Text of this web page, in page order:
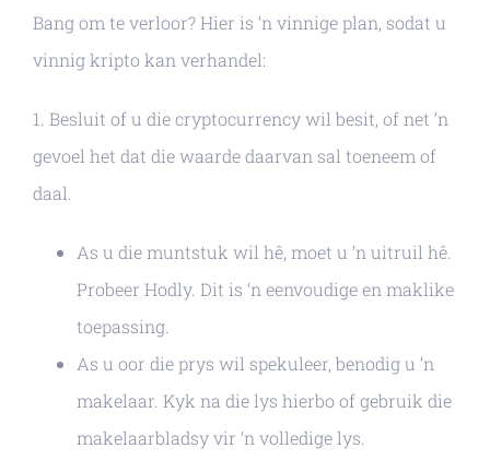
Bang om te verloor? Hier is ‘n vinnige plan, sodat u
vinnig kripto kan verhandel:
1. Besluit of u die cryptocurrency wil besit, of net ‘n
gevoel het dat die waarde daarvan sal toeneem of
daal.
As u die muntstuk wil hê, moet u ‘n uitruil hê.
Probeer Hodly. Dit is ‘n eenvoudige en maklike
toepassing.
As u oor die prys wil spekuleer, benodig u ‘n
makelaar. Kyk na die lys hierbo of gebruik die
makelaarbladsy vir ‘n volledige lys.